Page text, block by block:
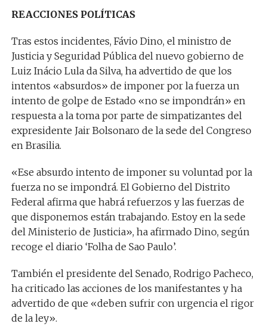
REACCIONES POLÍTICAS
Tras estos incidentes, Fávio Dino, el ministro de
Justicia y Seguridad Pública del nuevo gobierno de
Luiz Inácio Lula da Silva, ha advertido de que los
intentos «absurdos» de imponer por la fuerza un
intento de golpe de Estado «no se impondrán» en
respuesta a la toma por parte de simpatizantes del
expresidente Jair Bolsonaro de la sede del Congreso
en Brasilia.
«Ese absurdo intento de imponer su voluntad por la
fuerza no se impondrá. El Gobierno del Distrito
Federal afirma que habrá refuerzos y las fuerzas de
que disponemos están trabajando. Estoy en la sede
del Ministerio de Justicia», ha afirmado Dino, según
recoge el diario ‘Folha de Sao Paulo’.
También el presidente del Senado, Rodrigo Pacheco,
ha criticado las acciones de los manifestantes y ha
advertido de que «deben sufrir con urgencia el rigor
de la ley».